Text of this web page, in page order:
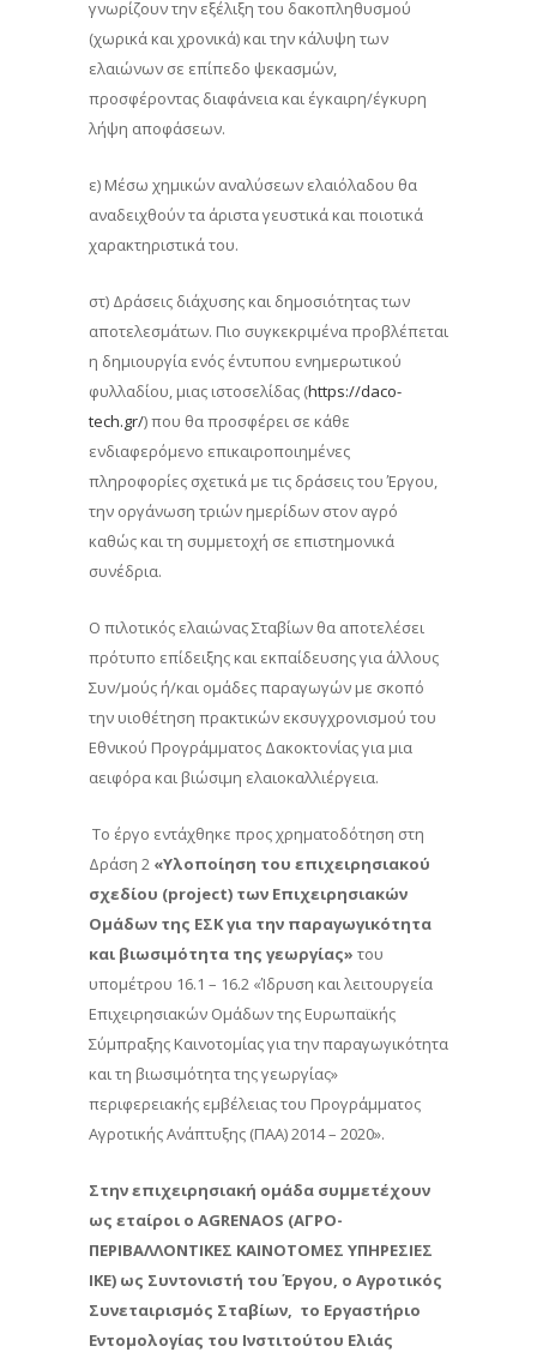
γνωρίζουν την εξέλιξη του δακοπληθυσμού
(χωρικά και χρονικά) και την κάλυψη των
ελαιώνων σε επίπεδο ψεκασμών,
προσφέροντας διαφάνεια και έγκαιρη/έγκυρη
λήψη αποφάσεων.
ε) Μέσω χημικών αναλύσεων ελαιόλαδου θα
αναδειχθούν τα άριστα γευστικά και ποιοτικά
χαρακτηριστικά του.
στ) Δράσεις διάχυσης και δημοσιότητας των
αποτελεσμάτων. Πιο συγκεκριμένα προβλέπεται
η δημιουργία ενός έντυπου ενημερωτικού
φυλλαδίου, μιας ιστοσελίδας (https://daco-
tech.gr/) που θα προσφέρει σε κάθε
ενδιαφερόμενο επικαιροποιημένες
πληροφορίες σχετικά με τις δράσεις του Έργου,
την οργάνωση τριών ημερίδων στον αγρό
καθώς και τη συμμετοχή σε επιστημονικά
συνέδρια.
Ο πιλοτικός ελαιώνας Σταβίων θα αποτελέσει
πρότυπο επίδειξης και εκπαίδευσης για άλλους
Συν/μούς ή/και ομάδες παραγωγών με σκοπό
την υιοθέτηση πρακτικών εκσυγχρονισμού του
Εθνικού Προγράμματος Δακοκτονίας για μια
αειφόρα και βιώσιμη ελαιοκαλλιέργεια.
Το έργο εντάχθηκε προς χρηματοδότηση στη
Δράση 2 «Υλοποίηση του επιχειρησιακού
σχεδίου (project) των Επιχειρησιακών
Ομάδων της ΕΣΚ για την παραγωγικότητα
και βιωσιμότητα της γεωργίας» του
υπομέτρου 16.1 – 16.2 «Ίδρυση και λειτουργεία
Επιχειρησιακών Ομάδων της Ευρωπαϊκής
Σύμπραξης Καινοτομίας για την παραγωγικότητα
και τη βιωσιμότητα της γεωργίας»
περιφερειακής εμβέλειας του Προγράμματος
Αγροτικής Ανάπτυξης (ΠΑΑ) 2014 – 2020».
Στην επιχειρησιακή ομάδα συμμετέχουν
ως εταίροι ο AGRENAOS (ΑΓΡΟ-
ΠΕΡΙΒΑΛΛΟΝΤΙΚΕΣ ΚΑΙΝΟΤΟΜΕΣ ΥΠΗΡΕΣΙΕΣ
ΙΚΕ) ως Συντονιστή του Έργου, ο Αγροτικός
Συνεταιρισμός Σταβίων, το Εργαστήριο
Εντομολογίας του Ινστιτούτου Ελιάς